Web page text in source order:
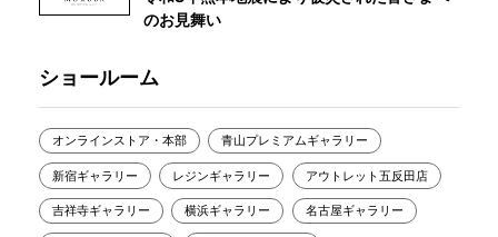
のお見舞い
ショールーム
オンラインストア・本部 青山プレミアムギャラリー
新宿ギャラリー レジンギャラリー アウトレット五反田店
吉祥寺ギャラリー 横浜ギャラリー 名古屋ギャラリー